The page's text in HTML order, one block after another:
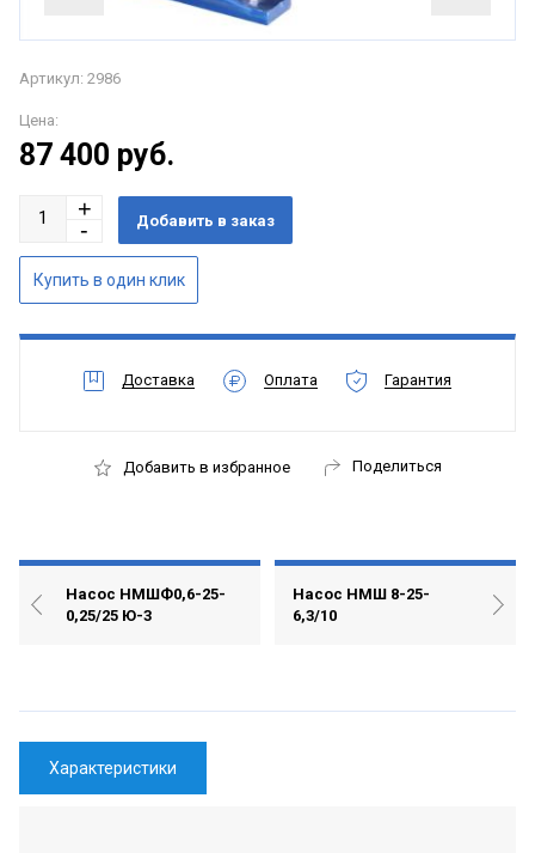
Артикул: 2986
Цена:
87 400 руб.
Доставка Оплата Гарантия
Добавить в избранное Поделиться
Насос НМШФ0,6-25-
0,25/25 Ю-3
Насос НМШ 8-25-
6,3/10
Характеристики